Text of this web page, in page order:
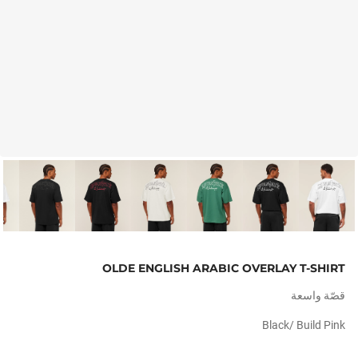
OLDE ENGLISH ARABIC OVERLAY T-SHIRT
قصّة واسعة
Black/ Build Pink